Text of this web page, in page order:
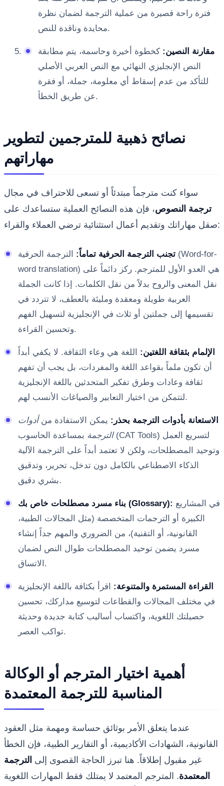
فترة راحة قصيرة من عملية الترجمة لضمان نظرة
محايدة وناقدة للنص.
مقارنة النصين: كخطوة أخيرة وحاسمة، يتم مطابقة
النص الإنجليزي النهائي مع النص العربي الأصلي
للتأكد من عدم إسقاط أي معلومة، جملة، أو فقرة
عن طريق الخطأ.
نصائح ذهبية للمترجمين لتطوير
مهاراتهم
سواء كنت مترجماً مبتدئاً أو تسعى للاحتراف في مجال
ترجمة النصوص، فإن هذه النصائح العملية ستساعدك على
صقل مهاراتك وتقديم أعمال استثنائية ترضي العملاء والقراء:
تجنب الترجمة الحرفية تماماً: الترجمة الحرفية (Word-for-
word translation) هي العدو الأول للمترجم. ركز دائماً على
نقل المعنى والروح بدلاً من نقل الكلمات. إذا كانت الجملة
العربية طويلة ومعقدة ومليئة بالعطف، لا تتردد في
تقسيمها إلى جملتين أو ثلاث في الإنجليزية لتسهيل الفهم
وتحسين القراءة.
الإلمام بثقافة اللغتين: اللغة هي وعاء الثقافة. لا يكفي أبداً
أن تكون ملماً بقواعد اللغة والمفردات، بل يجب أن تفهم
ثقافة وعادات وطرق تفكير المتحدثين باللغة الإنجليزية
لتتمكن من اختيار التعابير والصياغات الأنسب لهم.
الاستعانة بأدوات الترجمة بحذر: يمكن الاستفادة منأدوات
الترجمة بمساعدة الحاسوب (CAT Tools) لتسريع العمل
وتوحيد المصطلحات، ولكن لا تعتمد أبداً على الترجمة الآلية
الذكاء الاصطناعي بالكامل دون تدخل، تحرير، وتدقيق
بشري دقيق.
بناء مسرد مصطلحات خاص بك (Glossary):
الكبيرة أو الترجمات المتخصصة (مثل المجالات الطبية،
القانونية، أو التقنية)، من الضروري والمهم جداً إنشاء
مسرد يضمن توحيد المصطلحات طوال النص لضمان
الاتساق.
القراءة المستمرة والمتنوعة: اقرأ بكثافة باللغة الإنجليزية
في مختلف المجالات والقطاعات لتوسيع مداركك، تحسين
حصيلتك اللغوية، واكتساب أساليب كتابة جديدة وحديثة
تواكب العصر.
أهمية اختيار المترجم أو الوكالة
المناسبة للترجمة المعتمدة
عندما يتعلق الأمر بوثائق حساسة ومهمة مثل العقود
القانونية، الشهادات الأكاديمية، أو التقارير الطبية، فإن الخطأ
غير مقبول إطلاقاً. هنا تبرز الحاجة القصوى إلى الترجمة
المعتمدة. المترجم المعتمد لا يمتلك فقط المهارات اللغوية